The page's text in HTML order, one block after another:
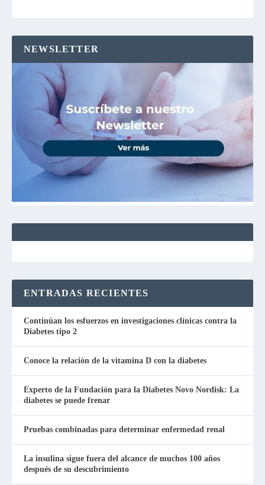
NEWSLETTER
ENTRADAS RECIENTES
Continúan los esfuerzos en investigaciones clínicas contra la
Diabetes tipo 2
Conoce la relación de la vitamina D con la diabetes
Experto de la Fundación para la Diabetes Novo Nordisk: La
diabetes se puede frenar
Pruebas combinadas para determinar enfermedad renal
La insulina sigue fuera del alcance de muchos 100 años
después de su descubrimiento